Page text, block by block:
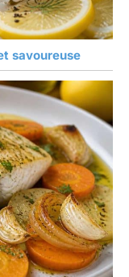
savoureuse